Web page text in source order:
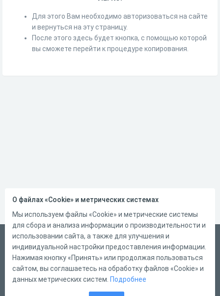
Для этого Вам необходимо авторизоваться на сайте
и вернуться на эту страницу.
После этого здесь будет кнопка, с помощью которой
вы сможете перейти к процедуре копирования.
Русский
Справка
Форма обратной связи
О файлах «Cookie» и метрических системах
Мы используем файлы «Cookie» и метрические системы
для сбора и анализа информации о производительности и
использовании сайта, а также для улучшения и
индивидуальной настройки предоставления информации.
Нажимая кнопку «Принять» или продолжая пользоваться
сайтом, вы соглашаетесь на обработку файлов «Cookie» и
данных метрических систем. Подробнее